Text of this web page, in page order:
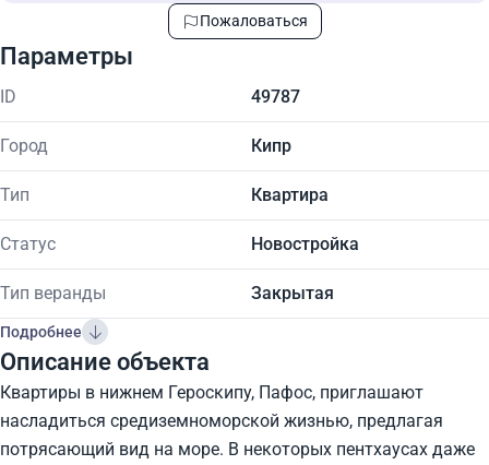
Пожаловаться
Параметры
ID 49787
Город Кипр
Тип Квартира
Статус Новостройка
Тип веранды Закрытая
Подробнее
Описание объекта
Квартиры в нижнем Героскипу, Пафос, приглашают
насладиться средиземноморской жизнью, предлагая
потрясающий вид на море. В некоторых пентхаусах даже